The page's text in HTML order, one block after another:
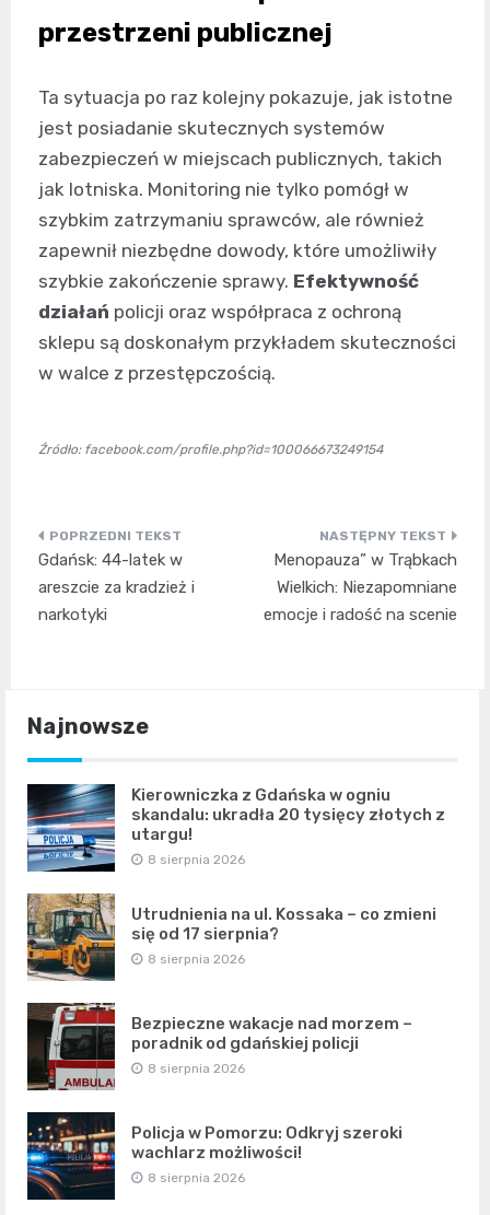
przestrzeni publicznej
Ta sytuacja po raz kolejny pokazuje, jak istotne
jest posiadanie skutecznych systemów
zabezpieczeń w miejscach publicznych, takich
jak lotniska. Monitoring nie tylko pomógł w
szybkim zatrzymaniu sprawców, ale również
zapewnił niezbędne dowody, które umożliwiły
szybkie zakończenie sprawy. Efektywność
działań policji oraz współpraca z ochroną
sklepu są doskonałym przykładem skuteczności
w walce z przestępczością.
Źródło: facebook.com/profile.php?id=100066673249154
Nawigacja
wpisu
Gdańsk: 44-latek w
areszcie za kradzież i
narkotyki
Menopauza” w Trąbkach
Wielkich: Niezapomniane
emocje i radość na scenie
Najnowsze
Kierowniczka z Gdańska w ogniu
skandalu: ukradła 20 tysięcy złotych z
utargu!
8 sierpnia 2026
Utrudnienia na ul. Kossaka – co zmieni
się od 17 sierpnia?
8 sierpnia 2026
Bezpieczne wakacje nad morzem –
poradnik od gdańskiej policji
8 sierpnia 2026
Policja w Pomorzu: Odkryj szeroki
wachlarz możliwości!
8 sierpnia 2026